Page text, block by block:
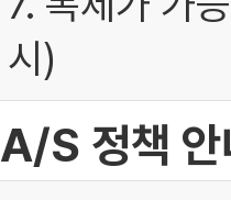
시)
A/S 정책 안